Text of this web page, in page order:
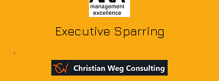
Executive Sparring